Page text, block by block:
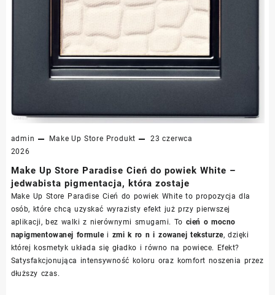
admin Make Up Store Produkt
23 czerwca
2026
Make Up Store Paradise Cień do powiek White –
jedwabista pigmentacja, która zostaje
Make Up Store Paradise Cień do powiek White to propozycja dla
osób, które chcą uzyskać wyrazisty efekt już przy pierwszej
aplikacji, bez walki z nierównymi smugami. To cień o mocno
napigmentowanej formulei zmi k ro n i zowanej teksturze, dzięki
której kosmetyk układa się gładko i równo na powiece. Efekt?
Satysfakcjonująca intensywność koloru oraz komfort noszenia przez
dłuższy czas.